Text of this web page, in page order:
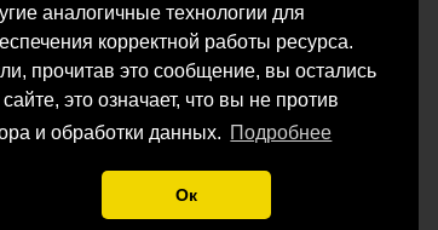
аналогичные технологии для
корректной работы ресурса.
прочитав это сообщение, вы остались
это означает, что вы не против
и обработки данных. Подробнее
Ок
Том».
ООО «Пресса-Том».
ПЛЮС».